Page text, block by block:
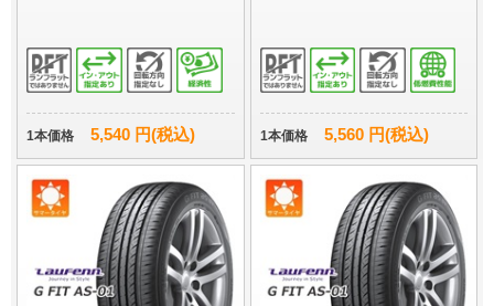
1本価格 5,540 円(税込) 1本価格 5,560 円(税込)